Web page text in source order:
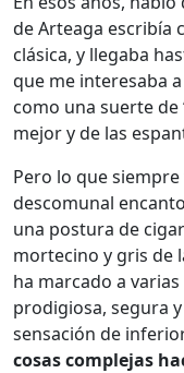
de Arteaga escribía
clásica, y llegaba
que me interesaba
como una suerte de
mejor y de las
Pero lo que
descomunal
una postura de
mortecino y gris de
ha marcado a
prodigiosa, segura
sensación de
cosas complejas